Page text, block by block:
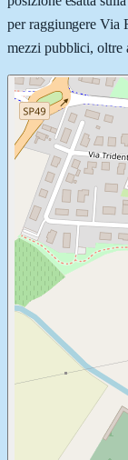
per raggiungere Via
mezzi pubblici, oltre